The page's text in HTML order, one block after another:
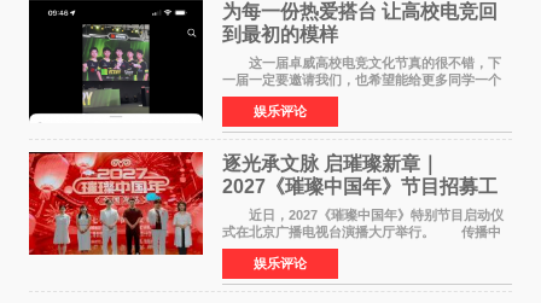
为每一份热爱搭台 让高校电竞回
到最初的模样
这一届卓威高校电竞文化节真的很不错，下
一届一定要邀请我们，也希望能给更多同学一个
来到现场的机会。 2026卓威高校电竞文化节
已经落下帷幕，在活动结束后，仍有不少高校电
竞社负责人和现
娱乐评论
逐光承文脉 启璀璨新章｜
2027《璀璨中国年》节目招募工
作圆满启动
近日，2027《璀璨中国年》特别节目启动仪
式在北京广播电视台演播大厅举行。 传播中
华优秀传统文化，弘扬纯正国风艺术，打造高规
格、高质感、正能量的文艺盛典，是璀璨中国年
矢志不渝的初心
娱乐评论